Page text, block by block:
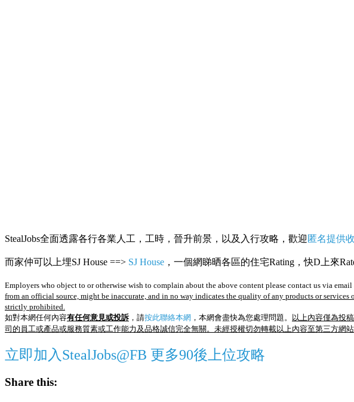
StealJobs全面透露各行各業人工，工時，晉升前景，以及入行攻略，歡迎 匿名提供
而家仲可以上埋SJ House ==> SJ House ，一個網睇晒各區的住宅Rating，快D上來
Employers who object to or otherwise wish to complain about the above content please contact us via
from an official source, might be inaccurate, and in no way indicates the quality of any products or
strictly prohibited.
如對本網任何內容有任何意見或投訴 ，請按此聯絡本網 ，本網會盡快為您處理問題。
以上內容僅為投
司的員工或產品或服務質素或工作能力及品格誠信完全無關。未經授權切勿轉載以上內容至第三方網站
立即加入StealJobs@FB 更多90後上位攻略
Share this: